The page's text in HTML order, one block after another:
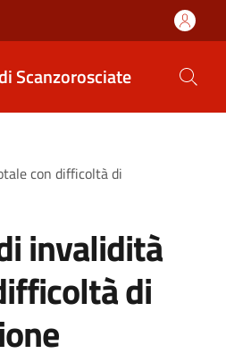
Scanzorosciate
con difficoltà di
invalidità
di